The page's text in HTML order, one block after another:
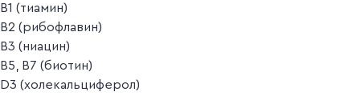
B1 (тиамин)
B2 (рибофлавин)
B3 (ниацин)
B5, B7 (биотин)
D3 (холекальциферол)